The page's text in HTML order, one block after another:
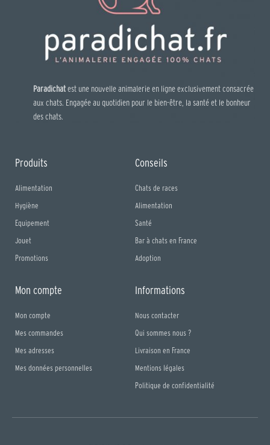
Paradichatest une nouvelle animalerie en ligne exclusivement consacrée
aux chats. Engagée au quotidien pour le bien-être, la santé et le bonheur
des chats.
Produits
Alimentation
Hygiène
Equipement
Jouet
Promotions
Conseils
Chats de races
Alimentation
Santé
Bar à chats en France
Adoption
Mon compte
Mon compte
Mes commandes
Mes adresses
Mes données personnelles
Informations
Nous contacter
Qui sommes nous ?
Livraison en France
Mentions légales
Politique de confidentialité